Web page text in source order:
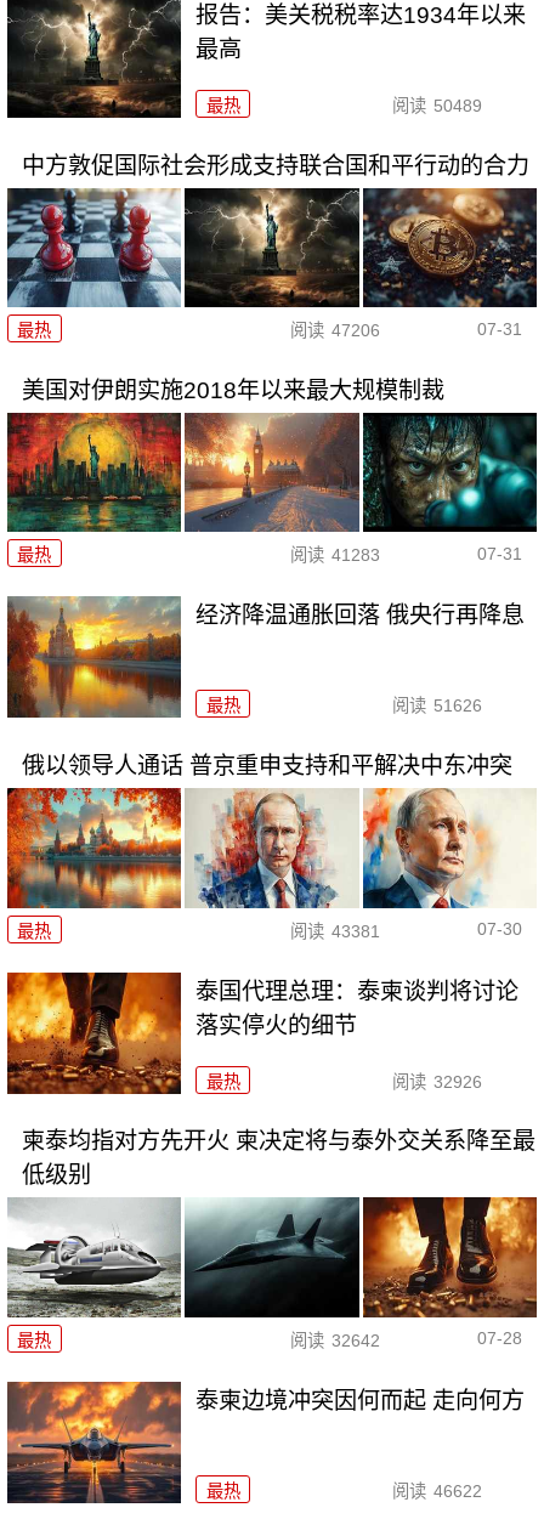
报告：美关税税率达1934年以来
最高
最热 阅读 50489
中方敦促国际社会形成支持联合国和平行动的合力
最热 阅读 47206 07-31
美国对伊朗实施2018年以来最大规模制裁
最热 阅读 41283 07-31
经济降温通胀回落 俄央行再降息
最热 阅读 51626
俄以领导人通话 普京重申支持和平解决中东冲突
最热 阅读 43381 07-30
泰国代理总理：泰柬谈判将讨论
落实停火的细节
最热 阅读 32926
柬泰均指对方先开火 柬决定将与泰外交关系降至最
低级别
最热 阅读 32642 07-28
泰柬边境冲突因何而起 走向何方
最热 阅读 46622